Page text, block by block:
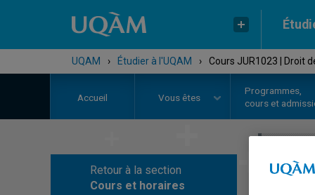
UQAM › Étudier à l'UQAM › Cours JUR1023 | Droit
Accueil Vous êtes
Programmes,
cours et
Retour à la section
Cours et horaires